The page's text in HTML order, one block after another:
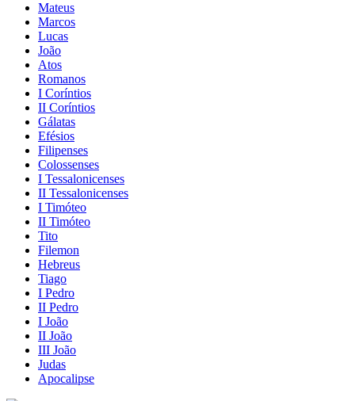
Mateus
Marcos
Lucas
João
Atos
Romanos
I Coríntios
II Coríntios
Gálatas
Efésios
Filipenses
Colossenses
I Tessalonicenses
II Tessalonicenses
I Timóteo
II Timóteo
Tito
Filemon
Hebreus
Tiago
I Pedro
II Pedro
I João
II João
III João
Judas
Apocalipse